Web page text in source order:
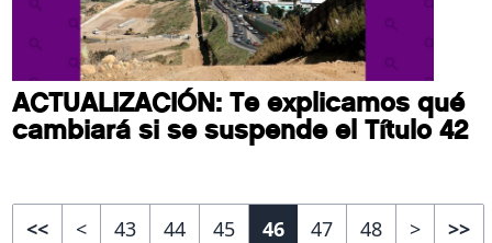
ACTUALIZACIÓN: Te explicamos qué
cambiará si se suspende el Título 42
<< < 43 44 45 46 47 48 > >>